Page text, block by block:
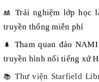
🎎Trải nghiệm lớp học
truyền thống miễn phí
🌲 Tham quan đảo
truyền hình nổi tiếng xứ
📚Thư viện Starfield